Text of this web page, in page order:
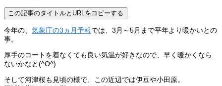
この記事のタイトルとURLをコピーする
今年の、 気象庁の3ヵ月予報では、3月～5月まで平年より暖かいとの
事。
厚手のコートを着なくても良い気温が好きなので、早く暖かくなら
ないかなと(^O^)
そして河津桜も見頃の様で、この近辺では伊豆や小田原。